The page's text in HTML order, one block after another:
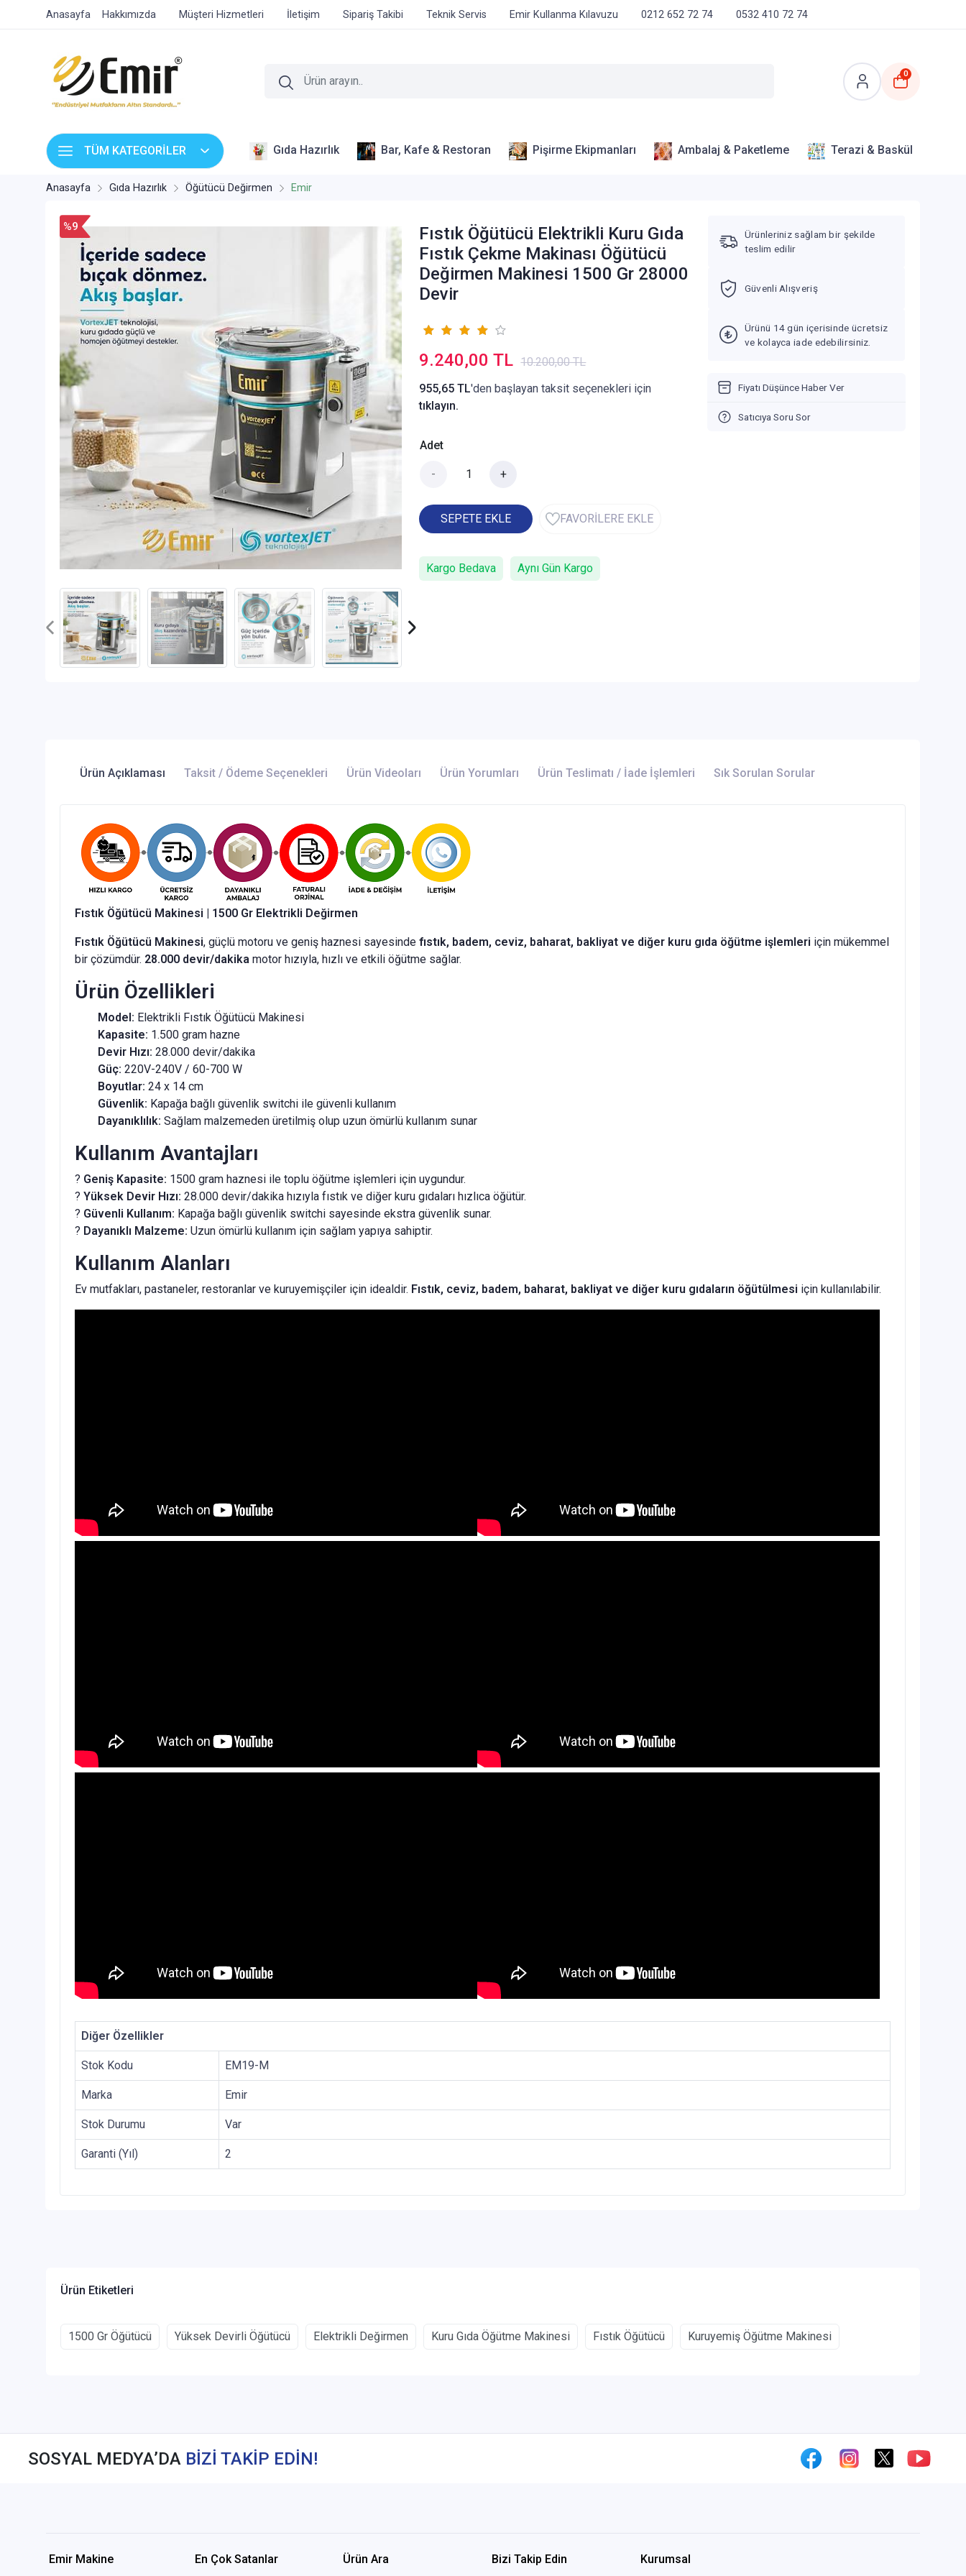
Anasayfa Hakkımızda Müşteri Hizmetleri İletişim Sipariş Takibi Teknik Servis Emir Kullanma Kılavuzu 0212 652 72 74 0532 410 72 74
0
TÜM KATEGORİLER Gıda Hazırlık Bar, Kafe & Restoran Pişirme Ekipmanları Ambalaj & Paketleme Terazi & Baskül
Anasayfa Gıda Hazırlık Öğütücü Değirmen Emir
%9
Fıstık Öğütücü Elektrikli Kuru Gıda
Fıstık Çekme Makinası Öğütücü
Değirmen Makinesi 1500 Gr 28000
Devir
9.240,00 TL 10.200,00 TL
955,65 TL'den başlayan taksit seçenekleri için
tıklayın.
Adet
- +
SEPETE EKLE FAVORİLERE EKLE
Kargo Bedava Aynı Gün Kargo
Ürünleriniz sağlam bir şekilde
teslim edilir
Güvenli Alışveriş
Ürünü 14 gün içerisinde ücretsiz
ve kolayca iade edebilirsiniz.
Fiyatı Düşünce Haber Ver
Satıcıya Soru Sor
Ürün Açıklaması Taksit / Ödeme Seçenekleri Ürün Videoları Ürün Yorumları Ürün Teslimatı / İade İşlemleri Sık Sorulan Sorular
Fıstık Öğütücü Makinesi | 1500 Gr Elektrikli Değirmen
Fıstık Öğütücü Makinesi, güçlü motoru ve geniş haznesi sayesinde fıstık, badem, ceviz, baharat, bakliyat ve diğer kuru gıda öğütme işlemleri için mükemmel
bir çözümdür. 28.000 devir/dakika motor hızıyla, hızlı ve etkili öğütme sağlar.
Ürün Özellikleri
Model: Elektrikli Fıstık Öğütücü Makinesi
Kapasite: 1.500 gram hazne
Devir Hızı: 28.000 devir/dakika
Güç: 220V-240V / 60-700 W
Boyutlar: 24 x 14 cm
Güvenlik: Kapağa bağlı güvenlik switchi ile güvenli kullanım
Dayanıklılık: Sağlam malzemeden üretilmiş olup uzun ömürlü kullanım sunar
Kullanım Avantajları
? Geniş Kapasite: 1500 gram haznesi ile toplu öğütme işlemleri için uygundur.
? Yüksek Devir Hızı: 28.000 devir/dakika hızıyla fıstık ve diğer kuru gıdaları hızlıca öğütür.
? Güvenli Kullanım: Kapağa bağlı güvenlik switchi sayesinde ekstra güvenlik sunar.
? Dayanıklı Malzeme: Uzun ömürlü kullanım için sağlam yapıya sahiptir.
Kullanım Alanları
Ev mutfakları, pastaneler, restoranlar ve kuruyemişçiler için idealdir. Fıstık, ceviz, badem, baharat, bakliyat ve diğer kuru gıdaların öğütülmesi için kullanılabilir.
Diğer Özellikler
Stok Kodu EM19-M
Marka Emir
Stok Durumu Var
Garanti (Yıl) 2
Ürün Etiketleri
1500 Gr Öğütücü Yüksek Devirli Öğütücü Elektrikli Değirmen Kuru Gıda Öğütme Makinesi Fıstık Öğütücü Kuruyemiş Öğütme Makinesi
SOSYAL MEDYA’DA BİZİ TAKİP EDİN!
Emir Makine En Çok Satanlar Ürün Ara Bizi Takip Edin Kurumsal